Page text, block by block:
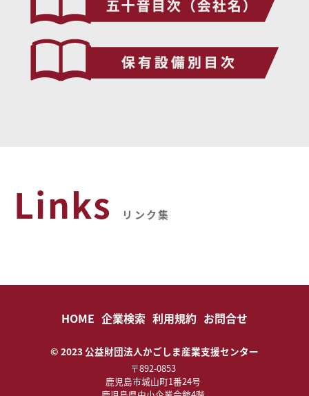
Links リンク集
© 2023 公益財団法人かごしま産業支援センター
〒892-0853
鹿児島市城山町1番24号
HOME 企業検索 利用規約 お問合せ